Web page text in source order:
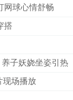
网球心情舒畅
搭
子妖娆坐姿引热
现场播放